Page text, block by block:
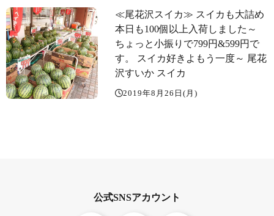
≪尾花沢スイカ️≫ スイカも大詰め️
本日も100個以上入荷しました～️
ちょっと小振りで799円&599円で
す。 スイカ好きよもう一度～ 尾花
沢すいか スイカ
2019年8月26日(月)
公式SNSアカウント